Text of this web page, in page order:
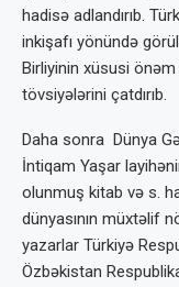
hadisə adlandırıb.
inkişafı yönündə
Birliyinin xüsusi önəm
tövsiyələrini çatdırıb.
Daha sonra Dünya
İntiqam Yaşar
olunmuş kitab və s.
dünyasının müxtəlif
yazarlar Türkiyə
Özbəkistan